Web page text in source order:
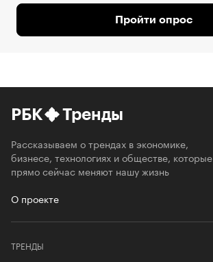
Пройти опрос
РБК Тренды
Рассказываем о трендах в экономике,
бизнесе, технологиях и обществе, которые
прямо сейчас меняют нашу жизнь
О проекте
ТРЕНДЫ